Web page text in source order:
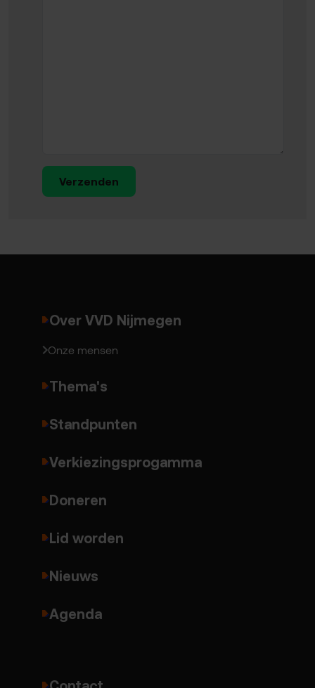
Verzenden
Over VVD Nijmegen
Onze mensen
Thema's
Standpunten
Verkiezingsprogamma
Doneren
Lid worden
Nieuws
Agenda